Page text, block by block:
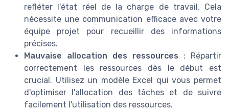
refléter l'état réel de la charge de travail. Cela
nécessite une communication efficace avec votre
équipe projet pour recueillir des informations
précises.
Mauvaise allocation des ressources : Répartir
correctement les ressources dès le début est
crucial. Utilisez un modèle Excel qui vous permet
d'optimiser l'allocation des tâches et de suivre
facilement l'utilisation des ressources.